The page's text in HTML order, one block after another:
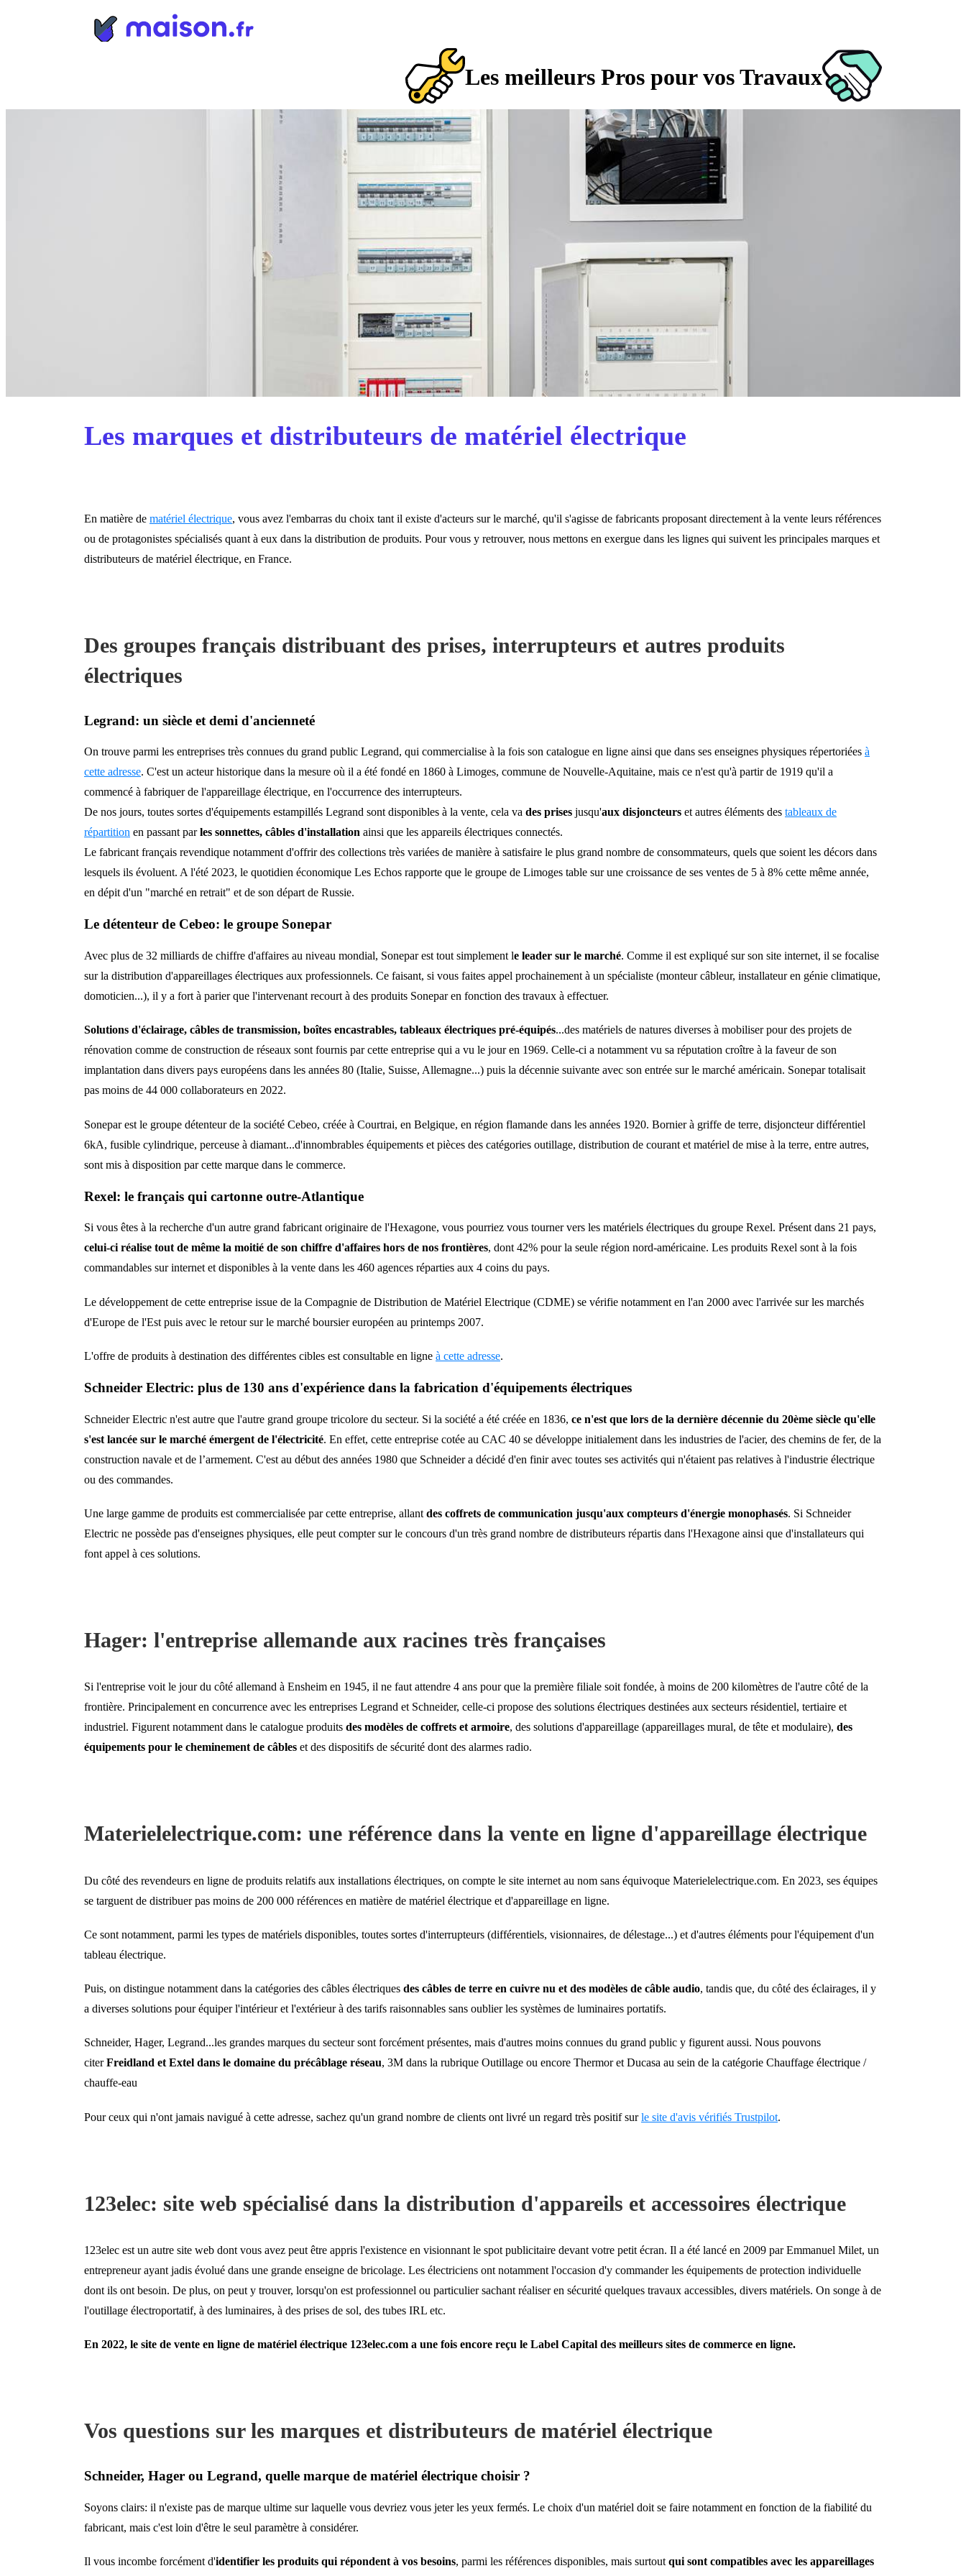
Les meilleurs Pros pour vos Travaux
Les marques et distributeurs de matériel électrique
En matière de matériel électrique, vous avez l'embarras du choix tant il existe d'acteurs sur le marché, qu'il s'agisse de fabricants proposant directement à la vente leurs références
ou de protagonistes spécialisés quant à eux dans la distribution de produits. Pour vous y retrouver, nous mettons en exergue dans les lignes qui suivent les principales marques et
distributeurs de matériel électrique, en France.
Des groupes français distribuant des prises, interrupteurs et autres produits
électriques
Legrand: un siècle et demi d'ancienneté
On trouve parmi les entreprises très connues du grand public Legrand, qui commercialise à la fois son catalogue en ligne ainsi que dans ses enseignes physiques répertoriées à
cette adresse. C'est un acteur historique dans la mesure où il a été fondé en 1860 à Limoges, commune de Nouvelle-Aquitaine, mais ce n'est qu'à partir de 1919 qu'il a
commencé à fabriquer de l'appareillage électrique, en l'occurrence des interrupteurs.
De nos jours, toutes sortes d'équipements estampillés Legrand sont disponibles à la vente, cela va des prises jusqu'aux disjoncteurs et autres éléments des tableaux de
répartition en passant parles sonnettes, câbles d'installation ainsi que les appareils électriques connectés.
Le fabricant français revendique notamment d'offrir des collections très variées de manière à satisfaire le plus grand nombre de consommateurs, quels que soient les décors dans
lesquels ils évoluent. A l'été 2023, le quotidien économique Les Echos rapporte que le groupe de Limoges table sur une croissance de ses ventes de 5 à 8% cette même année,
en dépit d'un "marché en retrait" et de son départ de Russie.
Le détenteur de Cebeo: le groupe Sonepar
Avec plus de 32 milliards de chiffre d'affaires au niveau mondial, Sonepar est tout simplement le leader sur le marché. Comme il est expliqué sur son site internet, il se focalise
sur la distribution d'appareillages électriques aux professionnels. Ce faisant, si vous faites appel prochainement à un spécialiste (monteur câbleur, installateur en génie climatique,
domoticien...), il y a fort à parier que l'intervenant recourt à des produits Sonepar en fonction des travaux à effectuer.
Solutions d'éclairage, câbles de transmission, boîtes encastrables, tableaux électriques pré-équipés...des matériels de natures diverses à mobiliser pour des projets de
rénovation comme de construction de réseaux sont fournis par cette entreprise qui a vu le jour en 1969. Celle-ci a notamment vu sa réputation croître à la faveur de son
implantation dans divers pays européens dans les années 80 (Italie, Suisse, Allemagne...) puis la décennie suivante avec son entrée sur le marché américain. Sonepar totalisait
pas moins de 44 000 collaborateurs en 2022.
Sonepar est le groupe détenteur de la société Cebeo, créée à Courtrai, en Belgique, en région flamande dans les années 1920. Bornier à griffe de terre, disjoncteur différentiel
6kA, fusible cylindrique, perceuse à diamant...d'innombrables équipements et pièces des catégories outillage, distribution de courant et matériel de mise à la terre, entre autres,
sont mis à disposition par cette marque dans le commerce.
Rexel: le français qui cartonne outre-Atlantique
Si vous êtes à la recherche d'un autre grand fabricant originaire de l'Hexagone, vous pourriez vous tourner vers les matériels électriques du groupe Rexel. Présent dans 21 pays,
celui-ci réalise tout de même la moitié de son chiffre d'affaires hors de nos frontières, dont 42% pour la seule région nord-américaine. Les produits Rexel sont à la fois
commandables sur internet et disponibles à la vente dans les 460 agences réparties aux 4 coins du pays.
Le développement de cette entreprise issue de la Compagnie de Distribution de Matériel Electrique (CDME) se vérifie notamment en l'an 2000 avec l'arrivée sur les marchés
d'Europe de l'Est puis avec le retour sur le marché boursier européen au printemps 2007.
L'offre de produits à destination des différentes cibles est consultable en ligne à cette adresse.
Schneider Electric: plus de 130 ans d'expérience dans la fabrication d'équipements électriques
Schneider Electric n'est autre que l'autre grand groupe tricolore du secteur. Si la société a été créée en 1836, ce n'est que lors de la dernière décennie du 20ème siècle qu'elle
s'est lancée sur le marché émergent de l'électricité. En effet, cette entreprise cotée au CAC 40 se développe initialement dans les industries de l'acier, des chemins de fer, de la
construction navale et de l’armement. C'est au début des années 1980 que Schneider a décidé d'en finir avec toutes ses activités qui n'étaient pas relatives à l'industrie électrique
ou des commandes.
Une large gamme de produits est commercialisée par cette entreprise, allant des coffrets de communication jusqu'aux compteurs d'énergie monophasés. Si Schneider
Electric ne possède pas d'enseignes physiques, elle peut compter sur le concours d'un très grand nombre de distributeurs répartis dans l'Hexagone ainsi que d'installateurs qui
font appel à ces solutions.
Hager: l'entreprise allemande aux racines très françaises
Si l'entreprise voit le jour du côté allemand à Ensheim en 1945, il ne faut attendre 4 ans pour que la première filiale soit fondée, à moins de 200 kilomètres de l'autre côté de la
frontière. Principalement en concurrence avec les entreprises Legrand et Schneider, celle-ci propose des solutions électriques destinées aux secteurs résidentiel, tertiaire et
industriel. Figurent notamment dans le catalogue produits des modèles de coffrets et armoire, des solutions d'appareillage (appareillages mural, de tête et modulaire), des
équipements pour le cheminement de câbles et des dispositifs de sécurité dont des alarmes radio.
Materielelectrique.com: une référence dans la vente en ligne d'appareillage électrique
Du côté des revendeurs en ligne de produits relatifs aux installations électriques, on compte le site internet au nom sans équivoque Materielelectrique.com. En 2023, ses équipes
se targuent de distribuer pas moins de 200 000 références en matière de matériel électrique et d'appareillage en ligne.
Ce sont notamment, parmi les types de matériels disponibles, toutes sortes d'interrupteurs (différentiels, visionnaires, de délestage...) et d'autres éléments pour l'équipement d'un
tableau électrique.
Puis, on distingue notamment dans la catégories des câbles électriques des câbles de terre en cuivre nu et des modèles de câble audio, tandis que, du côté des éclairages, il y
a diverses solutions pour équiper l'intérieur et l'extérieur à des tarifs raisonnables sans oublier les systèmes de luminaires portatifs.
Schneider, Hager, Legrand...les grandes marques du secteur sont forcément présentes, mais d'autres moins connues du grand public y figurent aussi. Nous pouvons
citerFreidland et Extel dans le domaine du précâblage réseau, 3M dans la rubrique Outillage ou encore Thermor et Ducasa au sein de la catégorie Chauffage électrique /
chauffe-eau
Pour ceux qui n'ont jamais navigué à cette adresse, sachez qu'un grand nombre de clients ont livré un regard très positif surle site d'avis vérifiés Trustpilot.
123elec: site web spécialisé dans la distribution d'appareils et accessoires électrique
123elec est un autre site web dont vous avez peut être appris l'existence en visionnant le spot publicitaire devant votre petit écran. Il a été lancé en 2009 par Emmanuel Milet, un
entrepreneur ayant jadis évolué dans une grande enseigne de bricolage. Les électriciens ont notamment l'occasion d'y commander les équipements de protection individuelle
dont ils ont besoin. De plus, on peut y trouver, lorsqu'on est professionnel ou particulier sachant réaliser en sécurité quelques travaux accessibles, divers matériels. On songe à de
l'outillage électroportatif, à des luminaires, à des prises de sol, des tubes IRL etc.
En 2022, le site de vente en ligne de matériel électrique 123elec.com a une fois encore reçu le Label Capital des meilleurs sites de commerce en ligne.
Vos questions sur les marques et distributeurs de matériel électrique
Schneider, Hager ou Legrand, quelle marque de matériel électrique choisir ?
Soyons clairs: il n'existe pas de marque ultime sur laquelle vous devriez vous jeter les yeux fermés. Le choix d'un matériel doit se faire notamment en fonction de la fiabilité du
fabricant, mais c'est loin d'être le seul paramètre à considérer.
Il vous incombe forcément d'identifier les produits qui répondent à vos besoins, parmi les références disponibles, mais surtout qui sont compatibles avec les appareillages